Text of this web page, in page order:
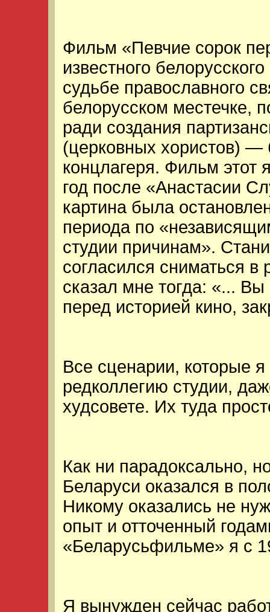
Фильм «Певчие сорок
известного
судьбе православного
белорусском местечке,
ради создания
(церковных хористов) —
концлагеря. Фильм
год после «Анастасии
картина была
периода по
студии причинам».
согласился сниматься
сказал мне тогда: «...
перед историей кино,
Все сценарии, которые
редколлегию студии,
худсовете. Их туда
Как ни парадоксально,
Беларуси оказался в
Никому оказались не
опыт и отточенный
«Беларусьфильме» я с
Я вынужден сейчас